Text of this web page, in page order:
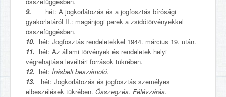
9.
hét: A jogkorlátozás és a jogfosztás bírósági
gyakorlatáról II.: magánjogi perek a zsidótörvényekkel
összefüggésben.
10. hét: Jogfosztás rendeletekkel 1944. március 19. után.
11. hét: Az állami törvények és rendeletek helyi
végrehajtása levéltári források tükrében.
12. hét: Írásbeli beszámoló.
13.
hét: Jogkorlátozás és jogfosztás személyes
elbeszélések tükrében. Összegzés. Félévzárás.